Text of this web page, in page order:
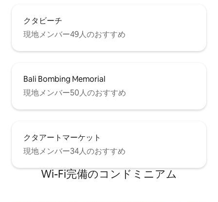
クタビーチ
現地メンバー49人のおすすめ
Bali Bombing Memorial
現地メンバー50人のおすすめ
クタアートマーケット
現地メンバー34人のおすすめ
Wi-Fi完備のコンドミニアム